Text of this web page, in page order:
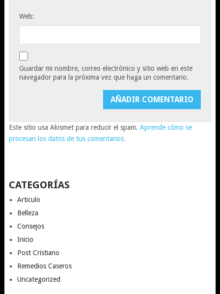
Web:
Guardar mi nombre, correo electrónico y sitio web en este
navegador para la próxima vez que haga un comentario.
Este sitio usa Akismet para reducir el spam. Aprende cómo se
procesan los datos de tus comentarios.
CATEGORÍAS
Articulo
Belleza
Consejos
Inicio
Post Cristiano
Remedios Caseros
Uncategorized